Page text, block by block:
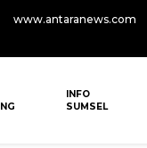
www.antaranews.com
INFO
SUMSEL